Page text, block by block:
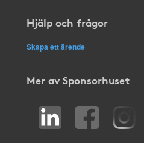
Hjälp och frågor
Skapa ett ärende
Mer av Sponsorhuset